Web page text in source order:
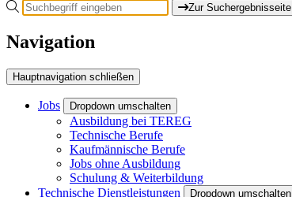
Zur Suchergebnisseite
Navigation
Hauptnavigation schließen
Jobs Dropdown umschalten
Ausbildung bei TEREG
Technische Berufe
Kaufmännische Berufe
Jobs ohne Ausbildung
Schulung & Weiterbildung
Technische Dienstleistungen
Dropdown umschalten